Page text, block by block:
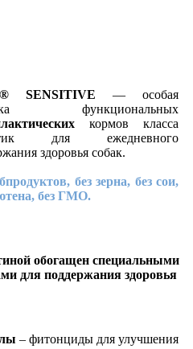
SENSITIVE — особая
функциональных
кормов класса
для ежедневного
здоровья собак.
без зерна, без сои,
без ГМО.
обогащен специальными
для поддержания здоровья
– фитонциды для улучшения